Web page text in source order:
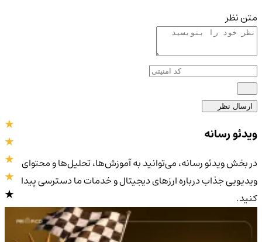
متن نظر
ارسال نظر
4.9/5
ویدئو رسانه
در بخش ویدئو رسانه، می‌توانید به آموزش‌ها، تحلیل‌ها و محتوای
ویدیویی جذاب درباره ارزهای دیجیتال و خدمات ما دسترسی پیدا
کنید.